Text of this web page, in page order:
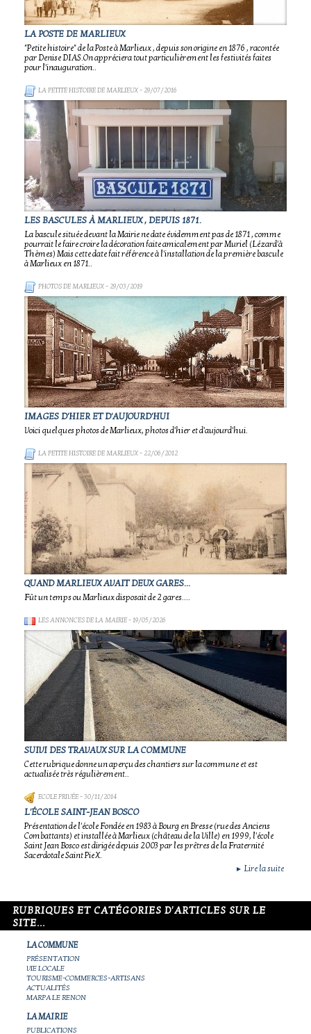
LA POSTE DE MARLIEUX
"Petite histoire" de la Poste à Marlieux , depuis son origine en 1876 , racontée
par Denise DIAS.On appréciera tout particulièrement les festivités faites
pour l'inauguration..
LA PETITE HISTOIRE DE MARLIEUX- 29/07/2016
LES BASCULES À MARLIEUX , DEPUIS 1871.
La bascule située devant la Mairie ne date évidemment pas de 1871 , comme
pourrait le faire croire la décoration faite amicalement par Muriel (Lézard'à
Thèmes) Mais cette date fait référence à l'installation de la première bascule
à Marlieux en 1871..
PHOTOS DE MARLIEUX- 29/03/2019
IMAGES D'HIER ET D'AUJOURD'HUI
Voici quelques photos de Marlieux, photos d'hier et d'aujourd'hui.
LA PETITE HISTOIRE DE MARLIEUX- 22/06/2012
QUAND MARLIEUX AVAIT DEUX GARES...
Fût un temps ou Marlieux disposait de 2 gares....
LES ANNONCES DE LA MAIRIE- 19/05/2026
SUIVI DES TRAVAUX SUR LA COMMUNE
Cette rubrique donne un aperçu des chantiers sur la commune et est
actualisée très régulièrement..
ECOLE PRIVÉE- 30/11/2014
L'ÉCOLE SAINT-JEAN BOSCO
Présentation de l'école Fondée en 1983 à Bourg en Bresse (rue des Anciens
Combattants) et installée à Marlieux (château de la Ville) en 1999, l'école
Saint Jean Bosco est dirigée depuis 2003 par les prêtres de la Fraternité
Sacerdotale Saint Pie X.
► Lire la suite
RUBRIQUES ET CATÉGORIES D'ARTICLES SUR LE
SITE...
LA COMMUNE
PRÉSENTATION
VIE LOCALE
TOURISME-COMMERCES-ARTISANS
ACTUALITÉS
MARPA LE RENON
LA MAIRIE
PUBLICATIONS